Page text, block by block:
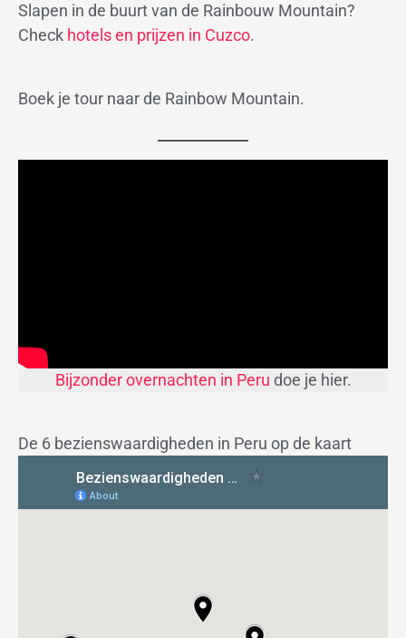
Slapen in de buurt van de Rainbouw Mountain?
Check hotels en prijzen in Cuzco.
Boek je tour naar de Rainbow Mountain.
Bijzonder overnachten in Peru doe je hier.
De 6 bezienswaardigheden in Peru op de kaart